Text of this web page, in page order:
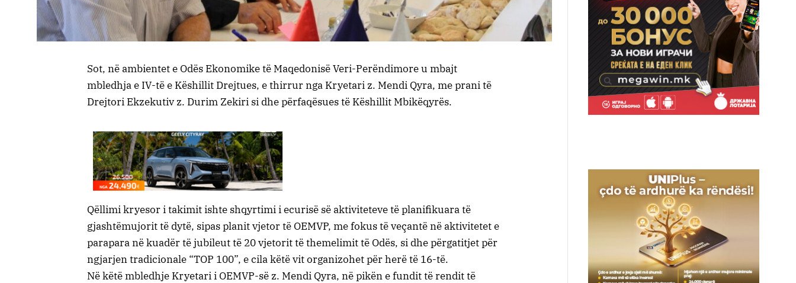
Sot, në ambientet e Odës Ekonomike të Maqedonisë Veri-Perëndimore u mbajt
mbledhja e IV-të e Këshillit Drejtues, e thirrur nga Kryetari z. Mendi Qyra, me prani të
Drejtori Ekzekutiv z. Durim Zekiri si dhe përfaqësues të Këshillit Mbikëqyrës.
Qëllimi kryesor i takimit ishte shqyrtimi i ecurisë së aktiviteteve të planifikuara të
gjashtëmujorit të dytë, sipas planit vjetor të OEMVP, me fokus të veçantë në aktivitetet e
parapara në kuadër të jubileut të 20 vjetorit të themelimit të Odës, si dhe përgatitjet për
ngjarjen tradicionale “TOP 100”, e cila këtë vit organizohet për herë të 16-të.
Në këtë mbledhje Kryetari i OEMVP-së z. Mendi Qyra, në pikën e fundit të rendit të